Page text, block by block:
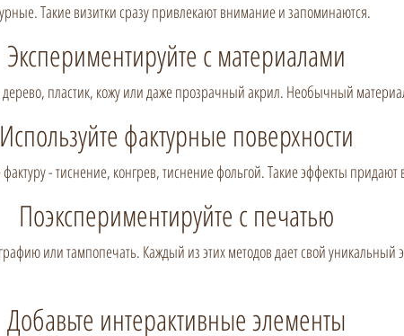
Такие визитки сразу привлекают внимание и запоминаются.
Экспериментируйте с материалами
пластик, кожу или даже прозрачный акрил. Необычный
Используйте фактурные поверхности
- тиснение, конгрев, тиснение фольгой. Такие эффекты
Поэкспериментируйте с печатью
или тампопечать. Каждый из этих методов дает свой уникальный
Добавьте интерактивные элементы